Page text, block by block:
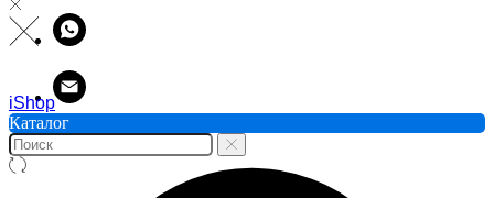
iShop
Каталог